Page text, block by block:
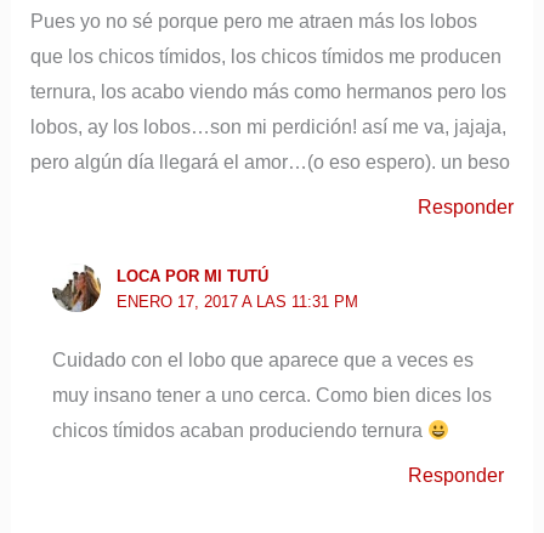
Pues yo no sé porque pero me atraen más los lobos
que los chicos tímidos, los chicos tímidos me producen
ternura, los acabo viendo más como hermanos pero los
lobos, ay los lobos…son mi perdición! así me va, jajaja,
pero algún día llegará el amor…(o eso espero). un beso
Responder
LOCA POR MI TUTÚ
ENERO 17, 2017 A LAS 11:31 PM
Cuidado con el lobo que aparece que a veces es
muy insano tener a uno cerca. Como bien dices los
chicos tímidos acaban produciendo ternura
Responder